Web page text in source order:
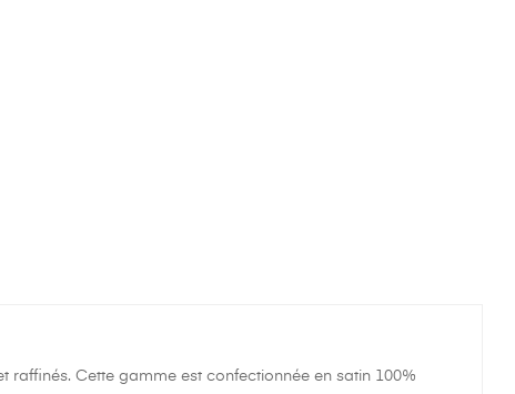
Cette gamme est confectionnée en satin 100%